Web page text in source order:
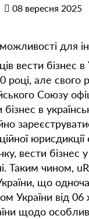
08 вересня 2025
для
вести бізнес
році, але
Союзу
в
вести бізнес
Таким чином,
що
України від
щодо